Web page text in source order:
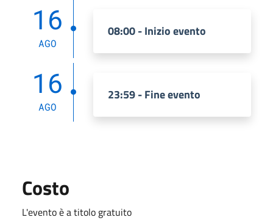
16
AGO
08:00 - Inizio evento
16
AGO
23:59 - Fine evento
Costo
L'evento è a titolo gratuito